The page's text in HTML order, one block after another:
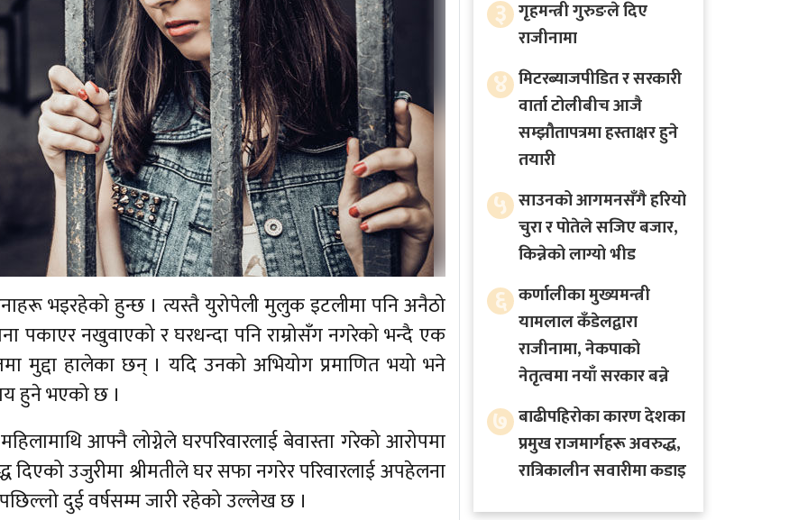
भइरहेको हुन्छ । त्यस्तै युरोपेली मुलुक इटलीमा पनि अनैठो
नखुवाएको र घरधन्दा पनि राम्रोसँग नगरेको भन्दै एक
मुद्दा हालेका छन् । यदि उनको अभियोग प्रमाणित भयो भने
हुने भएको छ ।
आफ्नै लोग्नेले घरपरिवारलाई बेवास्ता गरेको आरोपमा
दिएको उजुरीमा श्रीमतीले घर सफा नगरेर परिवारलाई अपहेलना
पछिल्लो दुई वर्षसम्म जारी रहेको उल्लेख छ ।
३ गृहमन्त्री गुरुङले दिए
राजीनामा
४ मिटरब्याजपीडित र सरकारी
वार्ता टोलीबीच आजै
सम्झौतापत्रमा हस्ताक्षर हुने
तयारी
५ साउनको आगमनसँगै हरियो
चुरा र पोतेले सजिए बजार,
किन्नेको लाग्यो भीड
६ कर्णालीका मुख्यमन्त्री
यामलाल कँडेलद्वारा
राजीनामा, नेकपाको
नेतृत्वमा नयाँ सरकार बन्ने
७ बाढीपहिरोका कारण देशका
प्रमुख राजमार्गहरू अवरुद्ध,
रात्रिकालीन सवारीमा कडाइ